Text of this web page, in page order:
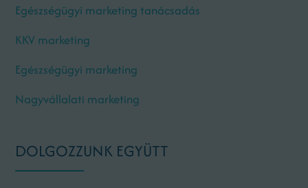
Egészségügyi marketing tanácsadás
KKV marketing
Egészségügyi marketing
Nagyvállalati marketing
DOLGOZZUNK EGYÜTT